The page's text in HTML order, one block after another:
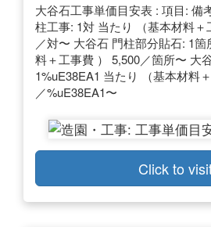
大谷石工事単価目安表 : 項目: 備
柱工事: 1対 当たり （基本材料＋
／対〜 大谷石 門柱部分貼石: 1
料＋工事費 ） 5,500／箇所〜 大
1%uE38EA1 当たり （基本材料
／%uE38EA1〜
Click to